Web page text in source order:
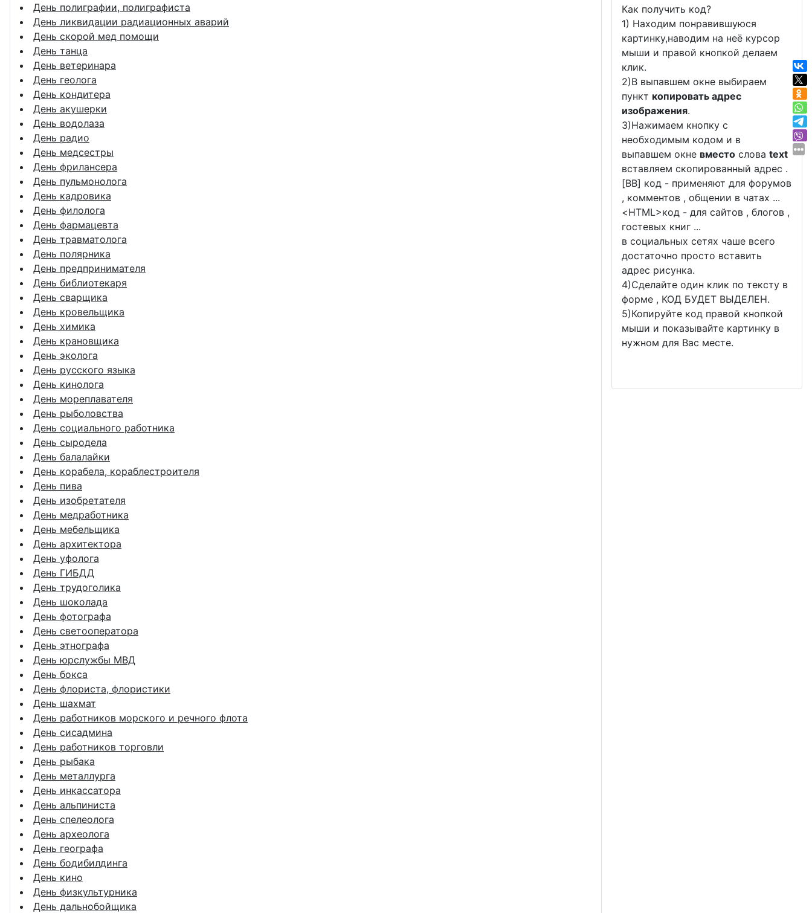
День полиграфии, полиграфиста
День ликвидации радиационных аварий
День скорой мед помощи
День танца
День ветеринара
День геолога
День кондитера
День акушерки
День водолаза
День радио
День медсестры
День фрилансера
День пульмонолога
День кадровика
День филолога
День фармацевта
День травматолога
День полярника
День предпринимателя
День библиотекаря
День сварщика
День кровельщика
День химика
День крановщика
День эколога
День русского языка
День кинолога
День мореплавателя
День рыболовства
День социального работника
День сыродела
День балалайки
День корабела, кораблестроителя
День пива
День изобретателя
День медработника
День мебельщика
День архитектора
День уфолога
День ГИБДД
День трудоголика
День шоколада
День фотографа
День светооператора
День этнографа
День юрслужбы МВД
День бокса
День флориста, флористики
День шахмат
День работников морского и речного флота
День сисадмина
День работников торговли
День рыбака
День металлурга
День инкассатора
День альпиниста
День спелеолога
День археолога
День географа
День бодибилдинга
День кино
День физкультурника
День дальнобойщика
Как получить код?
1) Находим понравившуюся
картинку,наводим на неё курсор
мыши и правой кнопкой делаем
клик.
2)В выпавшем окне выбираем
пункт копировать адрес
изображения.
3)Нажимаем кнопку с
необходимым кодом и в
выпавшем окне вместо слова text
вставляем скопированный адрес .
[BB] код - применяют для форумов
, комментов , общении в чатах ...
<HTML>код - для сайтов , блогов ,
гостевых книг ...
в социальных сетях чаше всего
достаточно просто вставить
адрес рисунка.
4)Сделайте один клик по тексту в
форме , КОД БУДЕТ ВЫДЕЛЕН.
5)Копируйте код правой кнопкой
мыши и показывайте картинку в
нужном для Вас месте.